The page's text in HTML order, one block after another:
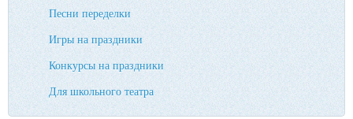
Песни переделки
Игры на праздники
Конкурсы на праздники
Для школьного театра